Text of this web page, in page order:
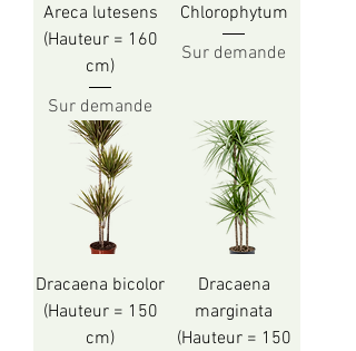
Areca lutesens
(Hauteur = 160
cm)
Sur demande
Chlorophytum
Sur demande
Dracaena bicolor
(Hauteur = 150
cm)
Dracaena
marginata
(Hauteur = 150